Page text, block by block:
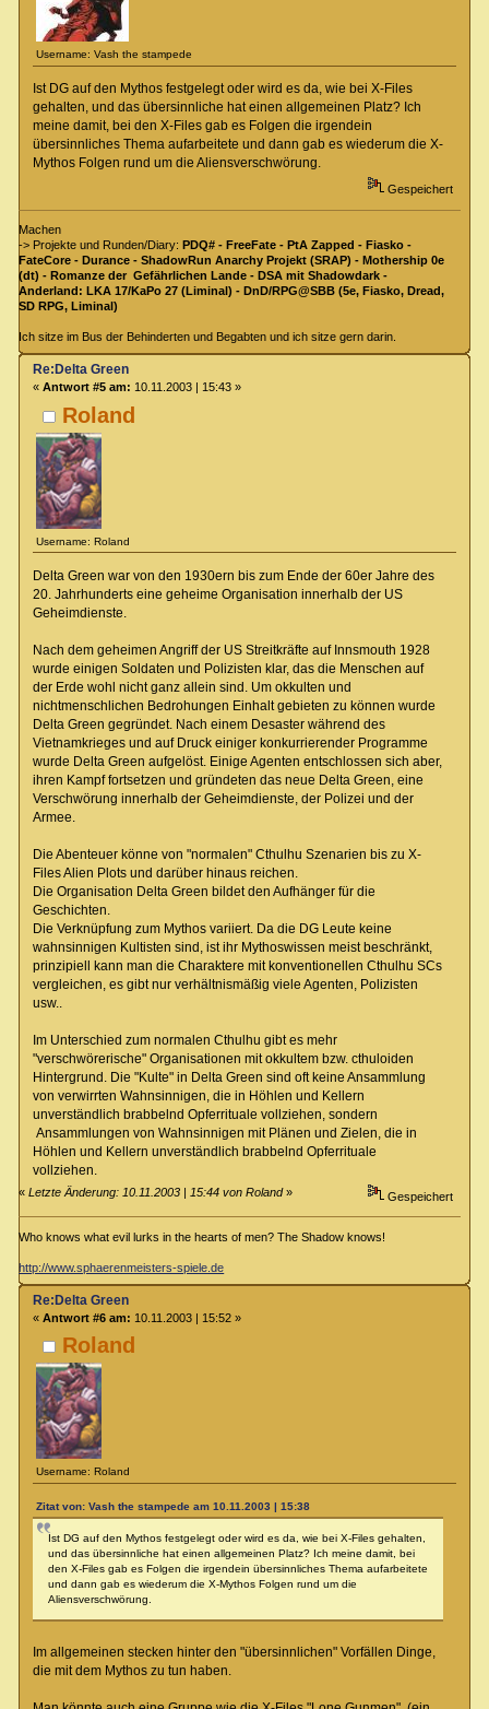
Username: Vash the stampede
Ist DG auf den Mythos festgelegt oder wird es da, wie bei X-Files
gehalten, und das übersinnliche hat einen allgemeinen Platz? Ich
meine damit, bei den X-Files gab es Folgen die irgendein
übersinnliches Thema aufarbeitete und dann gab es wiederum die X-
Mythos Folgen rund um die Aliensverschwörung.
Gespeichert
Machen
-> Projekte und Runden/Diary: PDQ# - FreeFate - PtA Zapped - Fiasko -
FateCore - Durance - ShadowRun Anarchy Projekt (SRAP) - Mothership 0e
(dt) - Romanze der Gefährlichen Lande - DSA mit Shadowdark -
Anderland: LKA 17/KaPo 27 (Liminal) - DnD/RPG@SBB (5e, Fiasko, Dread,
SD RPG, Liminal)
Ich sitze im Bus der Behinderten und Begabten und ich sitze gern darin.
Roland
Username: Roland
Re:Delta Green
« Antwort #5 am: 10.11.2003 | 15:43 »
Delta Green war von den 1930ern bis zum Ende der 60er Jahre des
20. Jahrhunderts eine geheime Organisation innerhalb der US
Geheimdienste.
Nach dem geheimen Angriff der US Streitkräfte auf Innsmouth 1928
wurde einigen Soldaten und Polizisten klar, das die Menschen auf
der Erde wohl nicht ganz allein sind. Um okkulten und
nichtmenschlichen Bedrohungen Einhalt gebieten zu können wurde
Delta Green gegründet. Nach einem Desaster während des
Vietnamkrieges und auf Druck einiger konkurrierender Programme
wurde Delta Green aufgelöst. Einige Agenten entschlossen sich aber,
ihren Kampf fortsetzen und gründeten das neue Delta Green, eine
Verschwörung innerhalb der Geheimdienste, der Polizei und der
Armee.
Die Abenteuer könne von "normalen" Cthulhu Szenarien bis zu X-
Files Alien Plots und darüber hinaus reichen.
Die Organisation Delta Green bildet den Aufhänger für die
Geschichten.
Die Verknüpfung zum Mythos variiert. Da die DG Leute keine
wahnsinnigen Kultisten sind, ist ihr Mythoswissen meist beschränkt,
prinzipiell kann man die Charaktere mit konventionellen Cthulhu SCs
vergleichen, es gibt nur verhältnismäßig viele Agenten, Polizisten
usw..
Im Unterschied zum normalen Cthulhu gibt es mehr
"verschwörerische" Organisationen mit okkultem bzw. cthuloiden
Hintergrund. Die "Kulte" in Delta Green sind oft keine Ansammlung
von verwirrten Wahnsinnigen, die in Höhlen und Kellern
unverständlich brabbelnd Opferrituale vollziehen, sondern
Ansammlungen von Wahnsinnigen mit Plänen und Zielen, die in
Höhlen und Kellern unverständlich brabbelnd Opferrituale
vollziehen.
«Letzte Änderung: 10.11.2003 | 15:44 von Roland» Gespeichert
Who knows what evil lurks in the hearts of men? The Shadow knows!
http://www.sphaerenmeisters-spiele.de
Roland
Username: Roland
Re:Delta Green
« Antwort #6 am: 10.11.2003 | 15:52 »
Zitat von: Vash the stampede am 10.11.2003 | 15:38
Ist DG auf den Mythos festgelegt oder wird es da, wie bei X-Files gehalten,
und das übersinnliche hat einen allgemeinen Platz? Ich meine damit, bei
den X-Files gab es Folgen die irgendein übersinnliches Thema aufarbeitete
und dann gab es wiederum die X-Mythos Folgen rund um die
Aliensverschwörung.
Im allgemeinen stecken hinter den "übersinnlichen" Vorfällen Dinge,
die mit dem Mythos zu tun haben.